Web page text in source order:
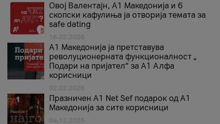
Овој Валентајн, A1 Македонија и 6
скопски кафулиња ја отворија темата за
safe dating
16.02.2026
А1 Македонија ја претставува
револуционерната функционалност „
Подари на пријател“ за А1 Алфа
корисници
02.02.2026
Празничен A1 Net Sеf подарок од А1
Македонија за сите корисници
04.12.2025